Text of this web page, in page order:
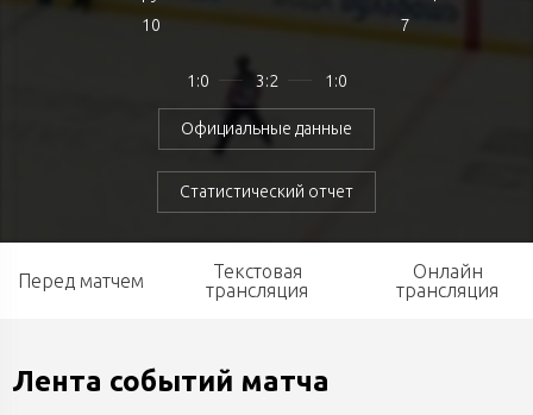
10
1:0 3:2 1:0
Официальные данные
Статистический отчет
7
Перед матчем
Текстовая
трансляция
Онлайн
трансляция
Лента событий матча